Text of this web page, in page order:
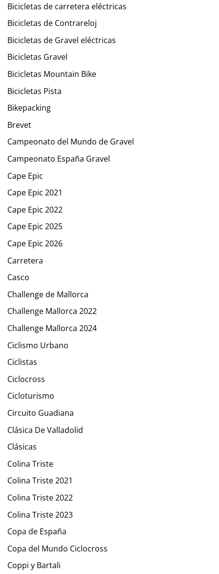
Bicicletas de carretera eléctricas
Bicicletas de Contrareloj
Bicicletas de Gravel eléctricas
Bicicletas Gravel
Bicicletas Mountain Bike
Bicicletas Pista
Bikepacking
Brevet
Campeonato del Mundo de Gravel
Campeonato España Gravel
Cape Epic
Cape Epic 2021
Cape Epic 2022
Cape Epic 2025
Cape Epic 2026
Carretera
Casco
Challenge de Mallorca
Challenge Mallorca 2022
Challenge Mallorca 2024
Ciclismo Urbano
Ciclistas
Ciclocross
Cicloturismo
Circuito Guadiana
Clásica De Valladolid
Clásicas
Colina Triste
Colina Triste 2021
Colina Triste 2022
Colina Triste 2023
Copa de España
Copa del Mundo Ciclocross
Coppi y Bartali